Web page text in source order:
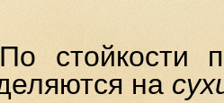
при
на